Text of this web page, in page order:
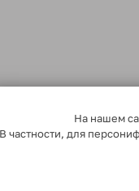
На нашем
В частности, для